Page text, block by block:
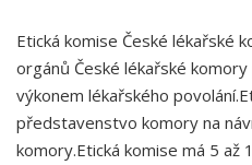
Etická komise České lékařské
orgánů České lékařské
výkonem lékařského
představenstvo komory na
komory.Etická komise má 5 až